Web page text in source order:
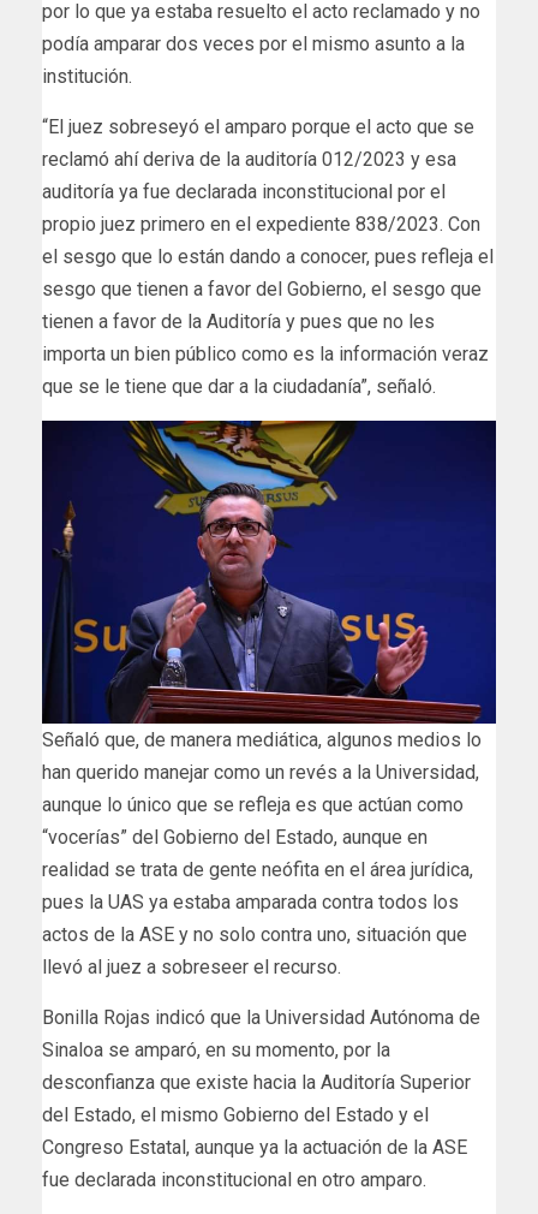
por lo que ya estaba resuelto el acto reclamado y no
podía amparar dos veces por el mismo asunto a la
institución.
“El juez sobreseyó el amparo porque el acto que se
reclamó ahí deriva de la auditoría 012/2023 y esa
auditoría ya fue declarada inconstitucional por el
propio juez primero en el expediente 838/2023. Con
el sesgo que lo están dando a conocer, pues refleja el
sesgo que tienen a favor del Gobierno, el sesgo que
tienen a favor de la Auditoría y pues que no les
importa un bien público como es la información veraz
que se le tiene que dar a la ciudadanía”, señaló.
Señaló que, de manera mediática, algunos medios lo
han querido manejar como un revés a la Universidad,
aunque lo único que se refleja es que actúan como
“vocerías” del Gobierno del Estado, aunque en
realidad se trata de gente neófita en el área jurídica,
pues la UAS ya estaba amparada contra todos los
actos de la ASE y no solo contra uno, situación que
llevó al juez a sobreseer el recurso.
Bonilla Rojas indicó que la Universidad Autónoma de
Sinaloa se amparó, en su momento, por la
desconfianza que existe hacia la Auditoría Superior
del Estado, el mismo Gobierno del Estado y el
Congreso Estatal, aunque ya la actuación de la ASE
fue declarada inconstitucional en otro amparo.